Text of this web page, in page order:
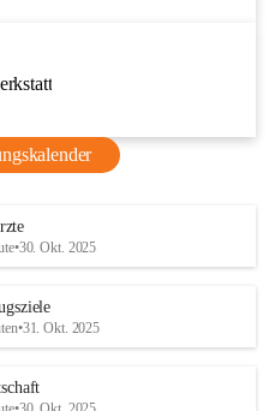
•30. Okt. 2025
•31. Okt. 2025